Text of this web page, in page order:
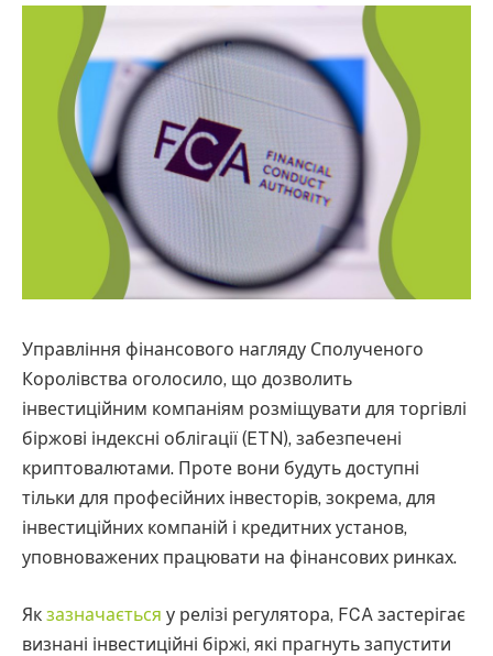
Управління фінансового нагляду Сполученого
Королівства оголосило, що дозволить
інвестиційним компаніям розміщувати для торгівлі
біржові індексні облігації (ETN), забезпечені
криптовалютами. Проте вони будуть доступні
тільки для професійних інвесторів, зокрема, для
інвестиційних компаній і кредитних установ,
уповноважених працювати на фінансових ринках.
Як зазначається у релізі регулятора, FCA застерігає
визнані інвестиційні біржі, які прагнуть запустити